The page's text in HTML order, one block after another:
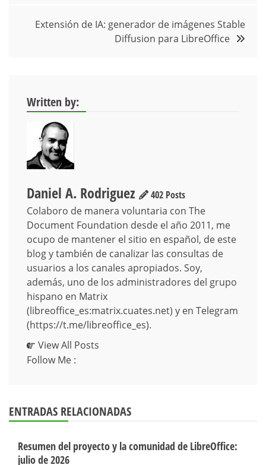
entradas
Extensión de IA: generador de imágenes Stable
Diffusion para LibreOffice
Written by:
Daniel A. Rodriguez
402 Posts
Colaboro de manera voluntaria con The
Document Foundation desde el año 2011, me
ocupo de mantener el sitio en español, de este
blog y también de canalizar las consultas de
usuarios a los canales apropiados. Soy,
además, uno de los administradores del grupo
hispano en Matrix
(libreoffice_es:matrix.cuates.net) y en Telegram
(https://t.me/libreoffice_es).
View All Posts
Follow Me :
ENTRADAS RELACIONADAS
Resumen del proyecto y la comunidad de LibreOffice:
julio de 2026